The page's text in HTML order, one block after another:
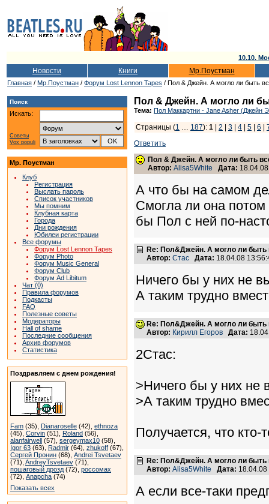
10.10.
Новости Книги Мр.Поустман
Главная / Мр.Поустман / Форум Lost Lennon Tapes / Пол & Джейн. А могло ли быть
Поиск
Искать:
Советы
Vox populi
Мр. Поустман
Клуб
Регистрация
Выслать пароль
Список участников
Мы помним
Клубная карта
Города
Дни рождения
Юбилеи регистрации
Все форумы
Форум Lost Lennon Tapes
Форум Photo
Форум Music General
Форум Club
Форум Ad Libitum
Чат (0)
Правила форумов
Подкасты
FAQ
Полезные советы
Модераторы
Hall of shame
Последние сообщения
Архив форумов
Статистика
Поздравляем с днем рождения!
Fam (35), Dianaroselle (42), ethnoza
(45), Corvin (51), Roland (56),
alanfairwell (57), sergeymax10 (58),
Igor 63 (63), Radmir (64), zhukoff (67),
Сергей Пронин (68), Andrei Tsvetaev
(71), AndreyTsvetaev (71),
пошаговый дрозд (72), россомах
(72), Anapcha (74)
Показать всех
Пол & Джейн. А могло ли
Тема: Пол Маккартни - Jane Asher (Джейн
Страницы (1 … 187): 1 2 3 4 5 6
Ответить
Пол & Джейн. А могло ли быть
Автор: Alisa5White Дата:
А что бы на самом
Смогла ли она потом
бы Пол с ней по-
Re: Пол&Джейн. А могло ли быть
Автор: Стас Дата: 18.04.08
Ничего бы у них не
А таким трудно
Re: Пол&Джейн. А могло ли быть
Автор: Кирилл Егоров Дата:
2Стас:
>Ничего бы у них не
>А таким трудно
Получается, что
Re: Пол&Джейн. А могло ли быть
Автор: Alisa5White Дата:
А если все-таки